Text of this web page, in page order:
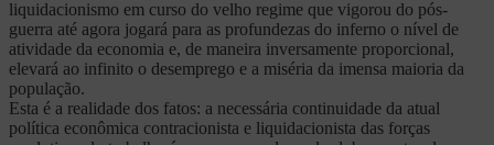
liquidacionismo em curso do velho regime que vigorou do pós-
guerra até agora jogará para as profundezas do inferno o nível de
atividade da economia e, de maneira inversamente proporcional,
elevará ao infinito o desemprego e a miséria da imensa maioria da
população.
Esta é a realidade dos fatos: a necessária continuidade da atual
política econômica contracionista e liquidacionista das forças